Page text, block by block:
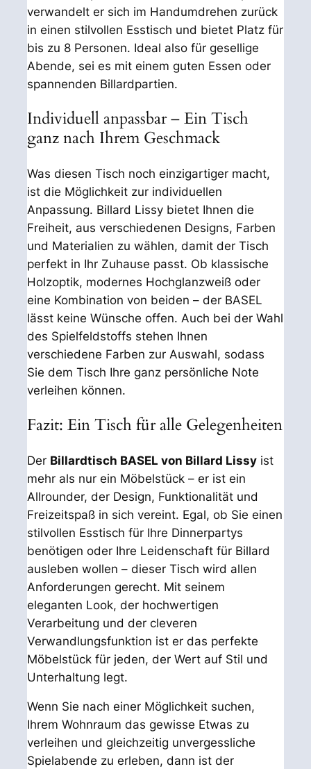
verwandelt er sich im Handumdrehen zurück
in einen stilvollen Esstisch und bietet Platz für
bis zu 8 Personen. Ideal also für gesellige
Abende, sei es mit einem guten Essen oder
spannenden Billardpartien.
Individuell anpassbar – Ein Tisch
ganz nach Ihrem Geschmack
Was diesen Tisch noch einzigartiger macht,
ist die Möglichkeit zur individuellen
Anpassung. Billard Lissy bietet Ihnen die
Freiheit, aus verschiedenen Designs, Farben
und Materialien zu wählen, damit der Tisch
perfekt in Ihr Zuhause passt. Ob klassische
Holzoptik, modernes Hochglanzweiß oder
eine Kombination von beiden – der BASEL
lässt keine Wünsche offen. Auch bei der Wahl
des Spielfeldstoffs stehen Ihnen
verschiedene Farben zur Auswahl, sodass
Sie dem Tisch Ihre ganz persönliche Note
verleihen können.
Fazit: Ein Tisch für alle Gelegenheiten
Der Billardtisch BASEL von Billard Lissy ist
mehr als nur ein Möbelstück – er ist ein
Allrounder, der Design, Funktionalität und
Freizeitspaß in sich vereint. Egal, ob Sie einen
stilvollen Esstisch für Ihre Dinnerpartys
benötigen oder Ihre Leidenschaft für Billard
ausleben wollen – dieser Tisch wird allen
Anforderungen gerecht. Mit seinem
eleganten Look, der hochwertigen
Verarbeitung und der cleveren
Verwandlungsfunktion ist er das perfekte
Möbelstück für jeden, der Wert auf Stil und
Unterhaltung legt.
Wenn Sie nach einer Möglichkeit suchen,
Ihrem Wohnraum das gewisse Etwas zu
verleihen und gleichzeitig unvergessliche
Spielabende zu erleben, dann ist der